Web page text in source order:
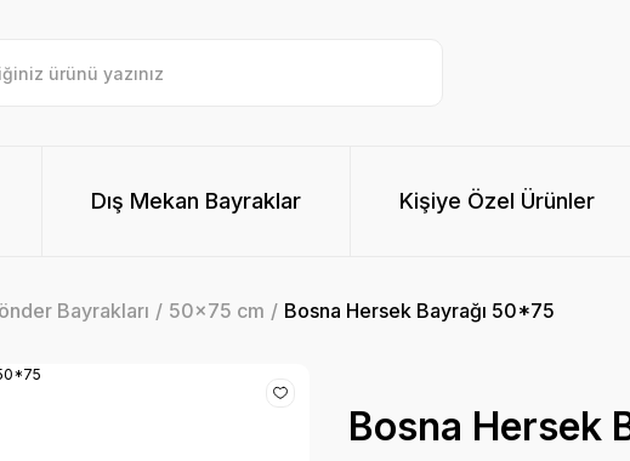
Dış Mekan Bayraklar Kişiye Özel Ürünler
Bayrakları 50x75 cm Bosna Hersek Bayrağı 50*75
Bosna Hersek